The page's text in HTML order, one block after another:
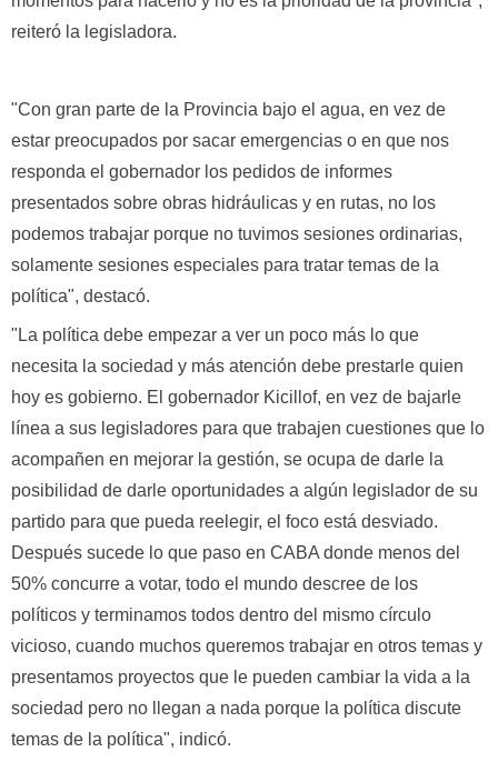
reiteró la legisladora.
"Con gran parte de la Provincia bajo el agua, en vez de
estar preocupados por sacar emergencias o en que nos
responda el gobernador los pedidos de informes
presentados sobre obras hidráulicas y en rutas, no los
podemos trabajar porque no tuvimos sesiones ordinarias,
solamente sesiones especiales para tratar temas de la
política", destacó.
"La política debe empezar a ver un poco más lo que
necesita la sociedad y más atención debe prestarle quien
hoy es gobierno. El gobernador Kicillof, en vez de bajarle
línea a sus legisladores para que trabajen cuestiones que lo
acompañen en mejorar la gestión, se ocupa de darle la
posibilidad de darle oportunidades a algún legislador de su
partido para que pueda reelegir, el foco está desviado.
Después sucede lo que paso en CABA donde menos del
50% concurre a votar, todo el mundo descree de los
políticos y terminamos todos dentro del mismo círculo
vicioso, cuando muchos queremos trabajar en otros temas y
presentamos proyectos que le pueden cambiar la vida a la
sociedad pero no llegan a nada porque la política discute
temas de la política", indicó.